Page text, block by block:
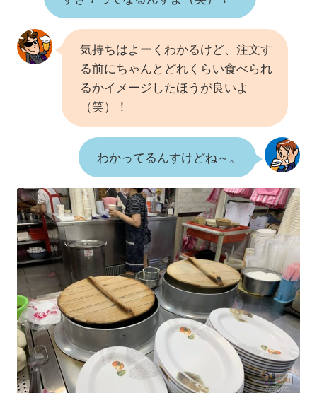
気持ちはよーくわかるけど、注文す
る前にちゃんとどれくらい食べられ
るかイメージしたほうが良いよ
（笑）！
わかってるんすけどね～。